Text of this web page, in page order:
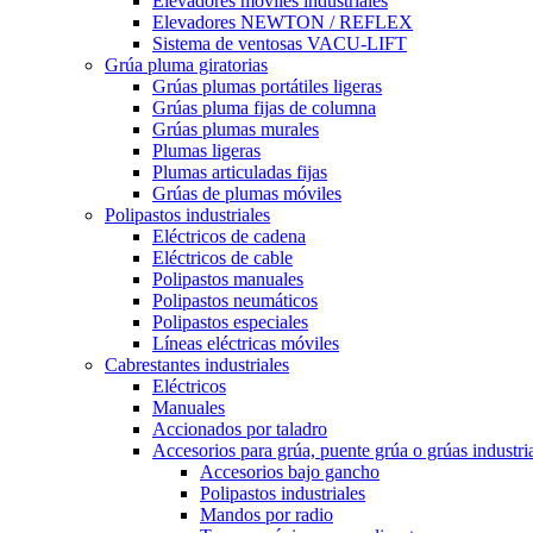
Elevadores NEWTON / REFLEX
Sistema de ventosas VACU-LIFT
Grúa pluma giratorias
Grúas plumas portátiles ligeras
Grúas pluma fijas de columna
Grúas plumas murales
Plumas ligeras
Plumas articuladas fijas
Grúas de plumas móviles
Polipastos industriales
Eléctricos de cadena
Eléctricos de cable
Polipastos manuales
Polipastos neumáticos
Polipastos especiales
Líneas eléctricas móviles
Cabrestantes industriales
Eléctricos
Manuales
Accionados por taladro
Accesorios para grúa, puente grúa o grúas
Accesorios bajo gancho
Polipastos industriales
Mandos por radio